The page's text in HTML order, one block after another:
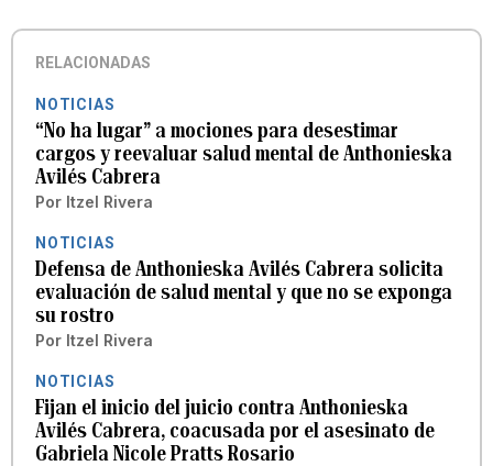
RELACIONADAS
NOTICIAS
“No ha lugar” a mociones para desestimar
cargos y reevaluar salud mental de Anthonieska
Avilés Cabrera
Por Itzel Rivera
NOTICIAS
Defensa de Anthonieska Avilés Cabrera solicita
evaluación de salud mental y que no se exponga
su rostro
Por Itzel Rivera
NOTICIAS
Fijan el inicio del juicio contra Anthonieska
Avilés Cabrera, coacusada por el asesinato de
Gabriela Nicole Pratts Rosario